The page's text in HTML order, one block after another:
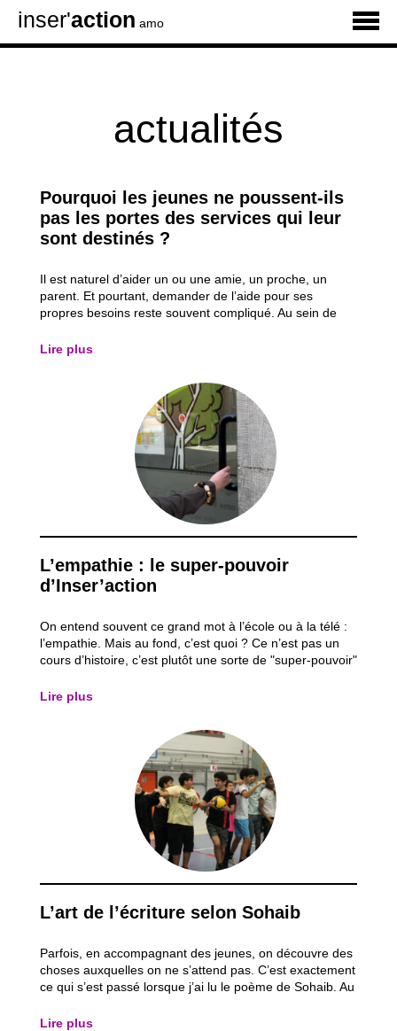
inser'action amo
actualités
Pourquoi les jeunes ne poussent-ils
pas les portes des services qui leur
sont destinés ?
Il est naturel d’aider un ou une amie, un proche, un
parent. Et pourtant, demander de l’aide pour ses
propres besoins reste souvent compliqué. Au sein de
retrouve notamment la rédaction de CV et de lettres de
Lire plus
L’empathie : le super-pouvoir
d’Inser’action
On entend souvent ce grand mot à l’école ou à la télé :
l’empathie. Mais au fond, c’est quoi ? Ce n’est pas un
cours d’histoire, c’est plutôt une sorte de "super-pouvoir"
même s’en rendre compte. C’est cette petite voix qui
Lire plus
L’art de l’écriture selon Sohaib
Parfois, en accompagnant des jeunes, on découvre des
choses auxquelles on ne s’attend pas. C’est exactement
ce qui s’est passé lorsque j’ai lu le poème de Sohaib. Au
l’amoureux des lettres et de l’écriture, j’ai été surpris par
Lire plus